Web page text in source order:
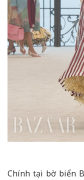
Chính tại bờ biển